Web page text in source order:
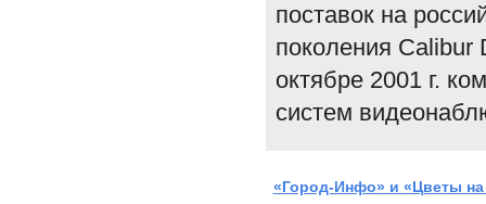
поставок на
поколения Calibur
октябре 2001 г.
систем
«Город-Инфо» и «Цветы на